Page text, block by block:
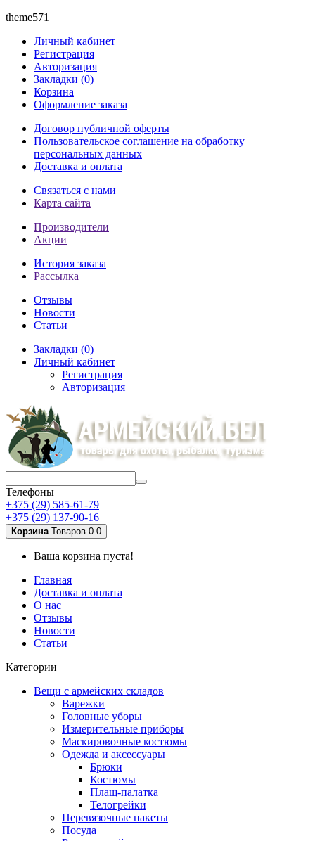
theme571
Личный кабинет
Регистрация
Авторизация
Закладки (0)
Корзина
Оформление заказа
Договор публичной оферты
Пользовательское соглашение на обработку
персональных данных
Доставка и оплата
Связаться с нами
Карта сайта
Производители
Акции
История заказа
Рассылка
Отзывы
Новости
Статьи
Закладки (0)
Личный кабинет
Регистрация
Авторизация
Телефоны
+375 (29) 585-61-79
+375 (29) 137-90-16
Корзина Товаров 0 0
Ваша корзина пуста!
Главная
Доставка и оплата
О нас
Отзывы
Новости
Статьи
Категории
Вещи с армейских складов
Варежки
Головные уборы
Измерительные приборы
Маскировочные костюмы
Одежда и аксессуары
Брюки
Костюмы
Плащ-палатка
Телогрейки
Перевязочные пакеты
Посуда